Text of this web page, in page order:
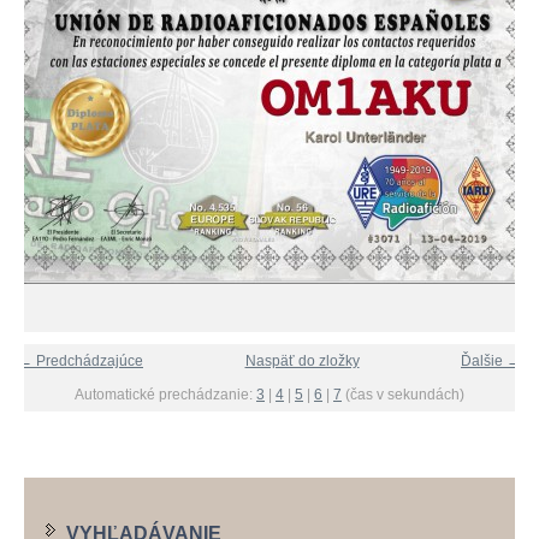
← Predchádzajúce Ďalšie →
Naspäť do zložky
Automatické prechádzanie: 3 4 5 6 7 (čas v sekundách)
VYHĽADÁVANIE